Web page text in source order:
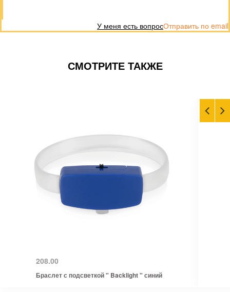
Отправить по email
У меня есть вопрос
СМОТРИТЕ ТАКЖЕ
208.00
Браслет с подсветкой " Backlight " синий